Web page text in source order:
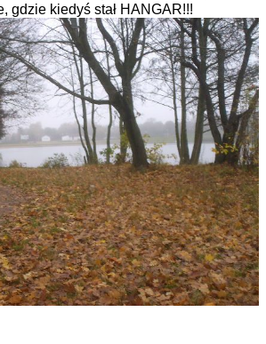
gdzie kiedyś stał HANGAR!!!